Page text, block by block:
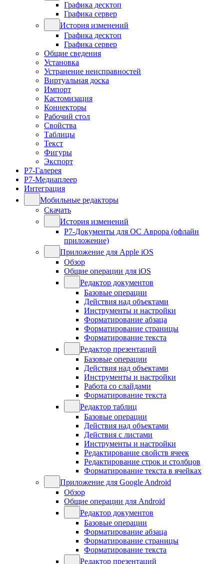
Графика десктоп
Графика сервер
История изменений
Графика десктоп
Графика сервер
Общие сведения
Установка
Устранение неисправностей
Виртуальная доска
Импорт
Кастомизация
Коннекторы
Рабочий стол
Свойства
Таблицы
Текст
Фигуры
Экспорт
Р7-Галерея
Р7-Медиаплеер
Интеграция
Мобильные редакторы
Скачать
История изменений
Р7-Документы для ОС Аврора (офлайн
приложение)
Приложение для Apple iOS
Обзор
Общие операции для iOS
Редактор документов
Базовые операции
Действия над объектами
Инструменты и настройки
Форматирование абзаца
Форматирование страницы
Форматирование текста
Редактор презентаций
Базовые операции
Действия над объектами
Инструменты и настройки
Работа со слайдами
Форматирование текста
Редактор таблиц
Базовые операции
Действия над объектами
Действия с листами
Инструменты и настройки
Редактирование свойств ячеек
Редактирование строк и столбцов
Форматирование текста в ячейках
Приложение для Google Android
Обзор
Общие операции для Android
Редактор документов
Базовые операции
Форматирование абзаца
Форматирование страницы
Форматирование текста
Редактор презентаций